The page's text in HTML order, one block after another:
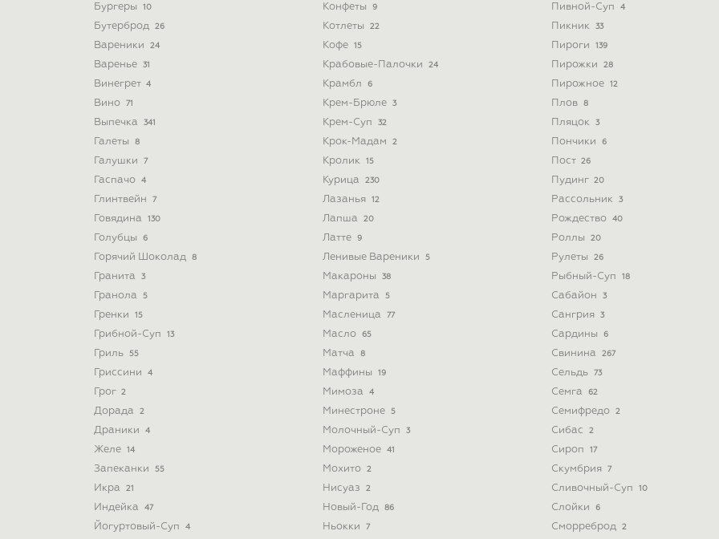
Бургеры 10
Бутерброд 26
Вареники 24
Варенье 31
Винегрет 4
Вино 71
Выпечка 341
Галеты 8
Галушки 7
Гаспачо 4
Глинтвейн 7
Говядина 130
Голубцы 6
Горячий Шоколад 8
Гранита 3
Гранола 5
Гренки 15
Грибной-Суп 13
Гриль 55
Гриссини 4
Грог 2
Дорада 2
Драники 4
Желе 14
Запеканки 55
Икра 21
Индейка 47
Йогуртовый-Суп 4
Конфеты 9
Котлеты 22
Кофе 15
Крабовые-Палочки 24
Крамбл 6
Крем-Брюле 3
Крем-Суп 32
Крок-Мадам 2
Кролик 15
Курица 230
Лазанья 12
Лапша 20
Латте 9
Ленивые Вареники 5
Макароны 38
Маргарита 5
Масленица 77
Масло 65
Матча 8
Маффины 19
Мимоза 4
Минестроне 5
Молочный-Суп 3
Мороженое 41
Мохито 2
Нисуаз 2
Новый-Год 86
Ньокки 7
Пивной-Суп 4
Пикник 33
Пироги 139
Пирожки 28
Пирожное 12
Плов 8
Пляцок 3
Пончики 6
Пост 26
Пудинг 20
Рассольник 3
Рождество 40
Роллы 20
Рулеты 26
Рыбный-Суп 18
Сабайон 3
Сангрия 3
Сардины 6
Свинина 267
Сельдь 73
Семга 62
Семифредо 2
Сибас 2
Сироп 17
Скумбрия 7
Сливочный-Суп 10
Слойки 6
Сморреброд 2